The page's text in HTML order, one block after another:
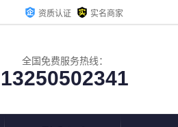
资质认证 实名商家
全国免费服务热线：
13250502341